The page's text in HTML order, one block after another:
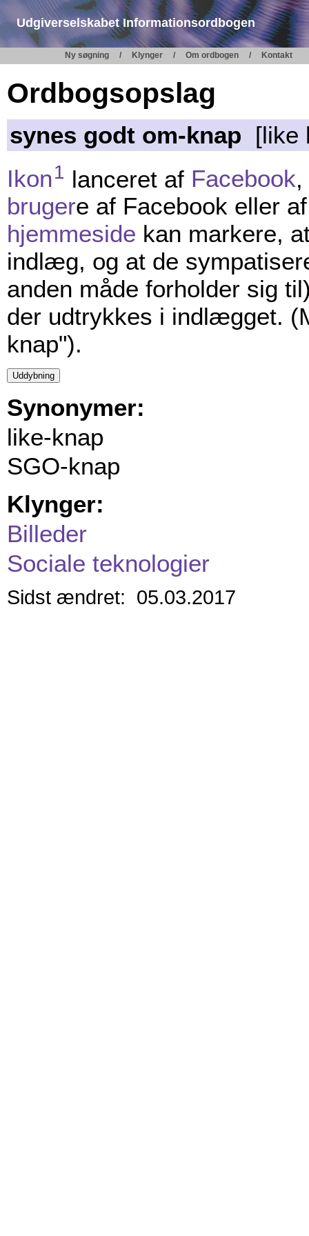
Udgiverselskabet Informationsordbogen
Ny søgning Klynger Om ordbogen Kontakt
Ordbogsopslag
synes godt om-knap [like
Ikon1 lanceret af Facebook
brugere af Facebook eller
hjemmeside kan markere,
indlæg, og at de
anden måde forholder sig
der udtrykkes i indlægget.
knap").
Synonymer:
like-knap
SGO-knap
Klynger:
Billeder
Sociale teknologier
Sidst ændret: 05.03.2017